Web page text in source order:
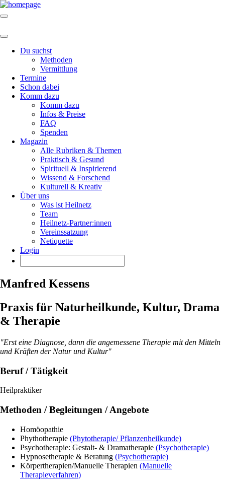
Du suchst
Methoden
Vermittlung
Termine
Schon dabei
Komm dazu
Komm dazu
Infos & Preise
FAQ
Spenden
Magazin
Alle Rubriken & Themen
Praktisch & Gesund
Spirituell & Inspirierend
Wissend & Forschend
Kulturell & Kreativ
Über uns
Was ist Heilnetz
Team
Heilnetz-Partner:innen
Vereinssatzung
Netiquette
Login
Manfred Kessens
Praxis für Naturheilkunde, Kultur, Drama
& Therapie
"Erst eine Diagnose, dann die angemessene Therapie mit den Mitteln
und Kräften der Natur und Kultur"
Beruf / Tätigkeit
Heilpraktiker
Methoden / Begleitungen / Angebote
Homöopathie
Phythotherapie (Phytotherapie/ Pflanzenheilkunde)
Psychotherapie: Gestalt- & Dramatherapie (Psychotherapie)
Hypnosetherapie & Beratung (Psychotherapie)
Körpertherapien/Manuelle Therapien (Manuelle
Therapieverfahren)